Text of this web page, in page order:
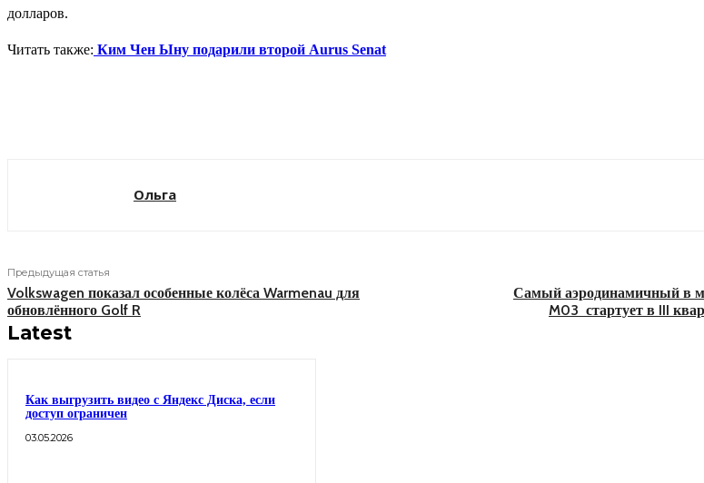
долларов.
Читать также: Ким Чен Ыну подарили второй Aurus Senat
Ольга
Предыдущая статья
Volkswagen показал особенные колёса Warmenau для
обновлённого Golf R
Самый аэродинамичный в
M03 стартует в III
Latest
Как выгрузить видео с Яндекс Диска, если
доступ ограничен
03.05.2026